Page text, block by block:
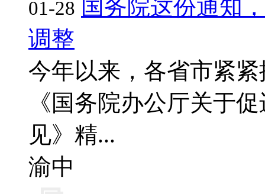
01-28 国务院这份通知
调整
今年以来，各省市紧
《国务院办公厅关于
见》精...
渝中